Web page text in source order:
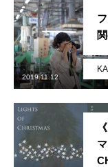
活動内容
寄り合い
会社概要
お問い合わせ
Instagram
2019.11.12